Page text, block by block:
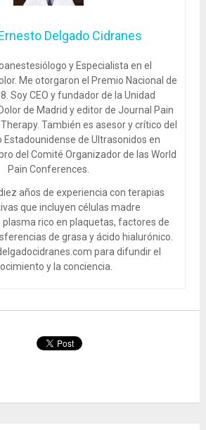
Delgado Cidranes
y Especialista en el
Me otorgaron el Premio Nacional de
Soy CEO y fundador de la Unidad
de Madrid y editor de Journal Pain
También es asesor y crítico del
Estadounidense de Ultrasonidos en
del Comité Organizador de las World
Pain Conferences.
años de experiencia con terapias
que incluyen células madre
rico en plaquetas, factores de
de grasa y ácido hialurónico.
para difundir el
y la conciencia.